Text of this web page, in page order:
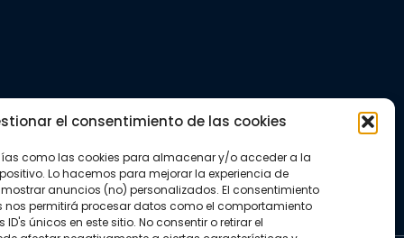
el consentimiento de las cookies
como las cookies para almacenar y/o acceder a la
Lo hacemos para mejorar la experiencia de
anuncios (no) personalizados. El consentimiento
permitirá procesar datos como el comportamiento
únicos en este sitio. No consentir o retirar el